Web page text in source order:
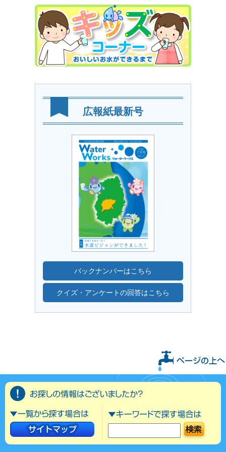
広報紙最新号
バックナンバーはこちら
クイズ・アンケートの回答はこちら